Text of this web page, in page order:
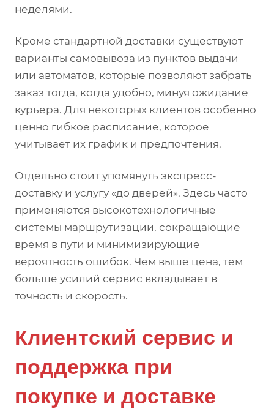
неделями.
Кроме стандартной доставки существуют
варианты самовывоза из пунктов выдачи
или автоматов, которые позволяют забрать
заказ тогда, когда удобно, минуя ожидание
курьера. Для некоторых клиентов особенно
ценно гибкое расписание, которое
учитывает их график и предпочтения.
Отдельно стоит упомянуть экспресс-
доставку и услугу «до дверей». Здесь часто
применяются высокотехнологичные
системы маршрутизации, сокращающие
время в пути и минимизирующие
вероятность ошибок. Чем выше цена, тем
больше усилий сервис вкладывает в
точность и скорость.
Клиентский сервис и
поддержка при
покупке и доставке